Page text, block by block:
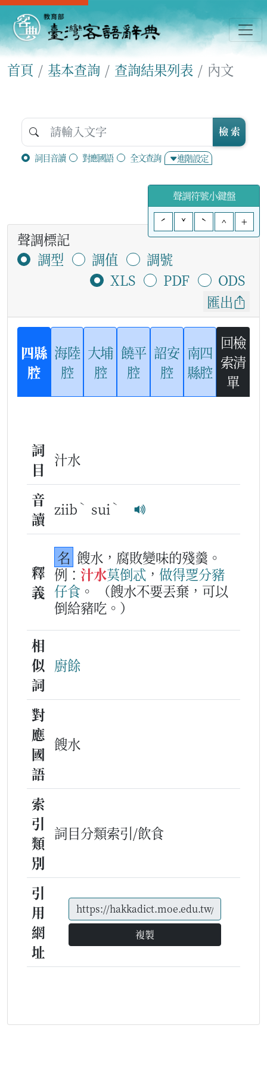
首頁 基本查詢 查詢結果列表 內文
詞目音讀 對應國語 全文查詢 進階設定
檢 索
聲調符號小鍵盤
ˊ
ˇ ˋ ^ +
聲調標記
調型
調值
調號
XLS
PDF
ODS
匯出
四縣
腔
海陸
腔
大埔
腔
饒平
腔
詔安
腔
南四
縣腔
回檢
索清
單
詞
目
汁水
音
讀
ziib ˋ sui ˋ
釋
義
名 餿水，腐敗變味的殘羹。
例： 汁水莫倒忒 ， 做得覂分豬
仔食 。
（餿水不要丟棄，可以
倒給豬吃。）
相
似
詞
廚餘
對
應
國
語
餿水
索
引
類
別
詞目分類索引/飲食
引
用
網
址
複製